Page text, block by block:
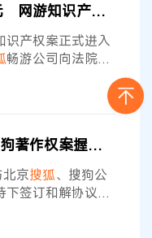
标国际注册体系
达13万多件，而
知识产权第一案
识产权案正式进入
畅游公司向法院提
求除要求麒麟网
还把向被告麒麟网
嫌侵权使用搜狐畅
运营网游《成吉
知识产权
著作权案握手言和
京搜狐、搜狗公
签订和解协议。
涉案总标的达
解决，多年的版